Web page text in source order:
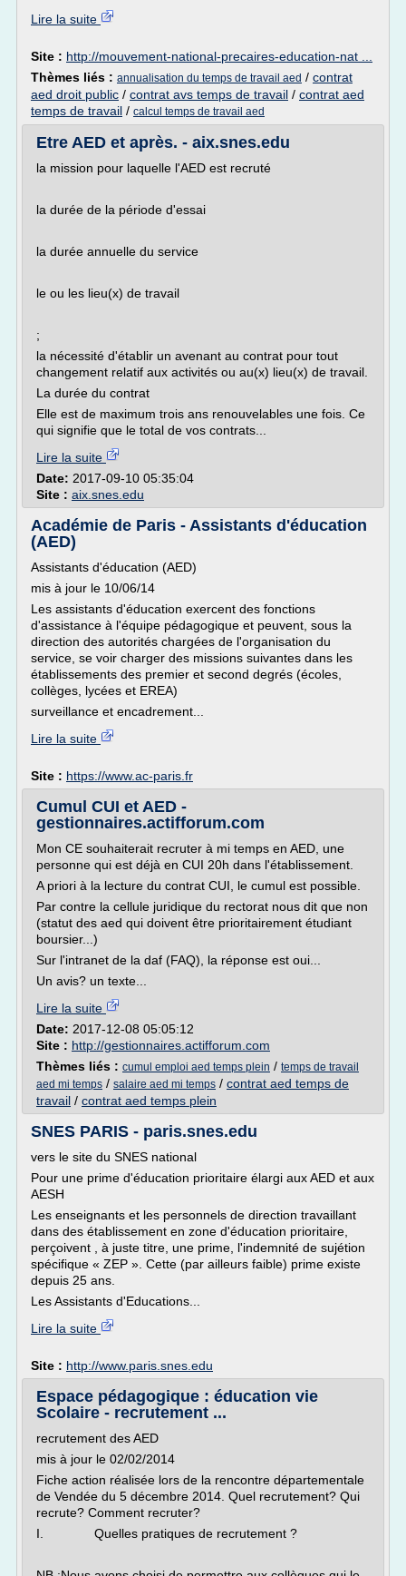
Lire la suite
Site : http://mouvement-national-precaires-education-nat ...
Thèmes liés : annualisation du temps de travail aed / contrat
aed droit public / contrat avs temps de travail / contrat aed
temps de travail / calcul temps de travail aed
Etre AED et après. - aix.snes.edu
la mission pour laquelle l'AED est recruté
la durée de la période d'essai
la durée annuelle du service
le ou les lieu(x) de travail
;
la nécessité d'établir un avenant au contrat pour tout
changement relatif aux activités ou au(x) lieu(x) de travail.
La durée du contrat
Elle est de maximum trois ans renouvelables une fois. Ce
qui signifie que le total de vos contrats...
Lire la suite
Date: 2017-09-10 05:35:04
Site : aix.snes.edu
Académie de Paris - Assistants d'éducation
(AED)
Assistants d'éducation (AED)
mis à jour le 10/06/14
Les assistants d'éducation exercent des fonctions
d'assistance à l'équipe pédagogique et peuvent, sous la
direction des autorités chargées de l'organisation du
service, se voir charger des missions suivantes dans les
établissements des premier et second degrés (écoles,
collèges, lycées et EREA)
surveillance et encadrement...
Lire la suite
Site : https://www.ac-paris.fr
Cumul CUI et AED -
gestionnaires.actifforum.com
Mon CE souhaiterait recruter à mi temps en AED, une
personne qui est déjà en CUI 20h dans l'établissement.
A priori à la lecture du contrat CUI, le cumul est possible.
Par contre la cellule juridique du rectorat nous dit que non
(statut des aed qui doivent être prioritairement étudiant
boursier...)
Sur l'intranet de la daf (FAQ), la réponse est oui...
Un avis? un texte...
Lire la suite
Date: 2017-12-08 05:05:12
Site : http://gestionnaires.actifforum.com
Thèmes liés : cumul emploi aed temps plein / temps de travail
aed mi temps / salaire aed mi temps / contrat aed temps de
travail / contrat aed temps plein
SNES PARIS - paris.snes.edu
vers le site du SNES national
Pour une prime d'éducation prioritaire élargi aux AED et aux
AESH
Les enseignants et les personnels de direction travaillant
dans des établissement en zone d'éducation prioritaire,
perçoivent , à juste titre, une prime, l'indemnité de sujétion
spécifique « ZEP ». Cette (par ailleurs faible) prime existe
depuis 25 ans.
Les Assistants d'Educations...
Lire la suite
Site : http://www.paris.snes.edu
Espace pédagogique : éducation vie
Scolaire - recrutement ...
recrutement des AED
mis à jour le 02/02/2014
Fiche action réalisée lors de la rencontre départementale
de Vendée du 5 décembre 2014. Quel recrutement? Qui
recrute? Comment recruter?
I. Quelles pratiques de recrutement ?